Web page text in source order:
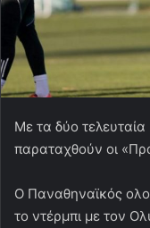
Με τα δύο
παραταχθούν οι
O Παναθηναϊκός
το ντέρμπι με τον